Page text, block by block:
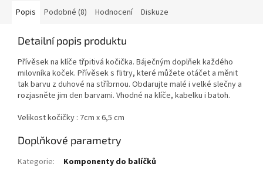
Popis Podobné (8) Hodnocení Diskuze
Detailní popis produktu
Přívěsek na klíče třpitivá kočička. Báječným doplňek každého
milovníka koček. Přívěsek s flitry, které můžete otáčet a měnit
tak barvu z duhové na stříbrnou. Obdarujte malé i velké slečny a
rozjasněte jim den barvami. Vhodné na klíče, kabelku i batoh.
Velikost kočičky : 7cm x 6,5 cm
Doplňkové parametry
Kategorie:
Komponenty do balíčků